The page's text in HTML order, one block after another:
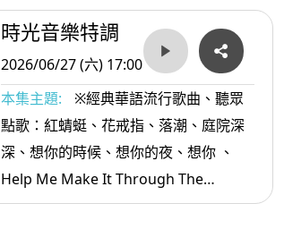
Knock Three Times、好事雙雙、喝酒
講酒話、足芳足芳...等。
時光音樂特調
2026/06/27 (六) 17:00
本集主題:
※經典華語流行歌曲、聽眾
點歌：紅蜻蜓、花戒指、落潮、庭院深
深、想你的時候、想你的夜、想你 、
Help Me Make It Through The
Night、Om Sommaren、サマータイ